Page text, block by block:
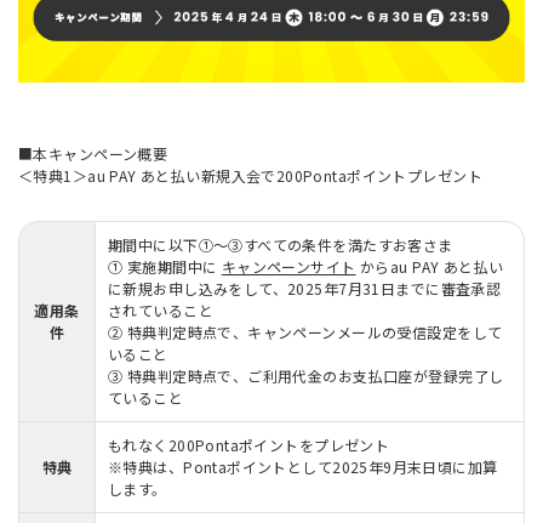
■本キャンペーン概要
＜特典1＞au PAY あと払い新規入会で200Pontaポイントプレゼント
適用条
件
期間中に以下①～③すべての条件を満たすお客さま
① 実施期間中に キャンペーンサイト からau PAY あと払い
に新規お申し込みをして、2025年7月31日までに審査承認
されていること
② 特典判定時点で、キャンペーンメールの受信設定をして
いること
③ 特典判定時点で、ご利用代金のお支払口座が登録完了し
ていること
特典
もれなく200Pontaポイントをプレゼント
※特典は、Pontaポイントとして2025年9月末日頃に加算
します。